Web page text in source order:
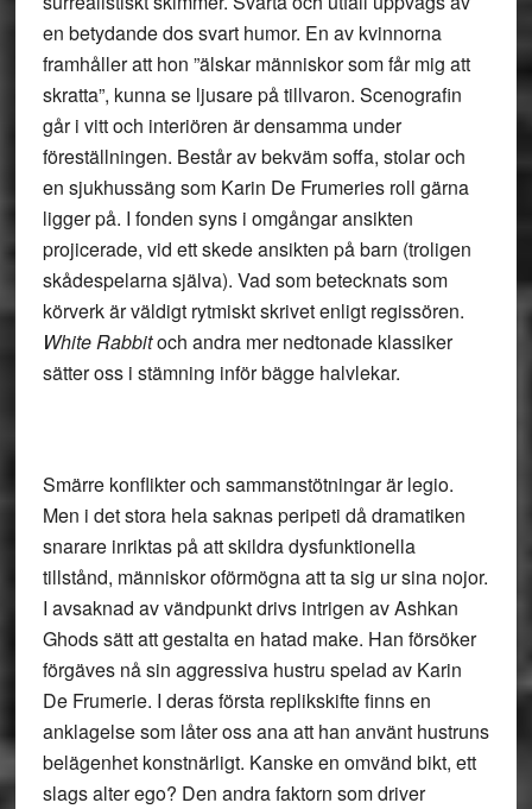
en betydande dos svart humor. En av kvinnorna
framhåller att hon ”älskar människor som får mig att
skratta”, kunna se ljusare på tillvaron. Scenografin
går i vitt och interiören är densamma under
föreställningen. Består av bekväm soffa, stolar och
en sjukhussäng som Karin De Frumeries roll gärna
ligger på. I fonden syns i omgångar ansikten
projicerade, vid ett skede ansikten på barn (troligen
skådespelarna själva). Vad som betecknats som
körverk är väldigt rytmiskt skrivet enligt regissören.
White Rabbitoch andra mer nedtonade klassiker
sätter oss i stämning inför bägge halvlekar.
Smärre konflikter och sammanstötningar är legio.
Men i det stora hela saknas peripeti då dramatiken
snarare inriktas på att skildra dysfunktionella
tillstånd, människor oförmögna att ta sig ur sina nojor.
I avsaknad av vändpunkt drivs intrigen av Ashkan
Ghods sätt att gestalta en hatad make. Han försöker
förgäves nå sin aggressiva hustru spelad av Karin
De Frumerie. I deras första replikskifte finns en
anklagelse som låter oss ana att han använt hustruns
belägenhet konstnärligt. Kanske en omvänd bikt, ett
slags alter ego? Den andra faktorn som driver